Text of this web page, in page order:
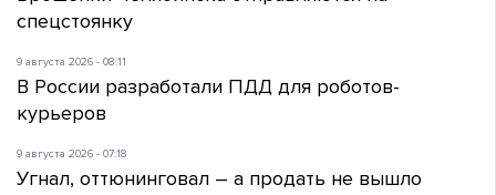
спецстоянку
9 августа 2026 - 08:11
В России разработали ПДД для роботов-
курьеров
9 августа 2026 - 07:18
Угнал, оттюнинговал – а продать не вышло